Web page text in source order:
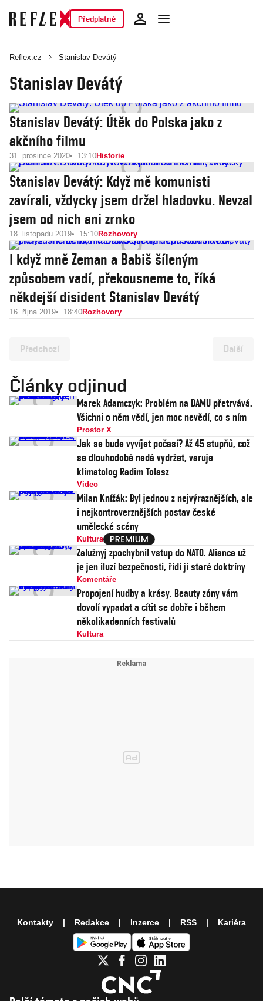
Předplatné
Reflex.cz Stanislav Devátý
Stanislav Devátý
Stanislav Devátý: Útěk do Polska jako z
akčního filmu
31. prosince 2020 13:10Historie
Stanislav Devátý: Když mě komunisti
zavírali, vždycky jsem držel hladovku. Nevzal
jsem od nich ani zrnko
18. listopadu 2019 15:10Rozhovory
I když mně Zeman a Babiš šíleným
způsobem vadí, překousneme to, říká
někdejší disident Stanislav Devátý
16. října 2019 18:40Rozhovory
Předchozí Další
Články odjinud
Marek Adamczyk: Problém na DAMU přetrvává.
Všichni o něm vědí, jen moc nevědí, co s ním
Prostor X
Jak se bude vyvíjet počasí? Až 45 stupňů, což
se dlouhodobě nedá vydržet, varuje
klimatolog Radim Tolasz
Video
Milan Knížák: Byl jednou z nejvýraznějších, ale
i nejkontroverznějších postav české
umělecké scény
Kultura
Zalužnyj zpochybnil vstup do NATO. Aliance už
je jen iluzí bezpečnosti, řídí ji staré doktríny
Komentáře
Propojení hudby a krásy. Beauty zóny vám
dovolí vypadat a cítit se dobře i během
několikadenních festivalů
Kultura
Kontakty Redakce Inzerce RSS Kariéra